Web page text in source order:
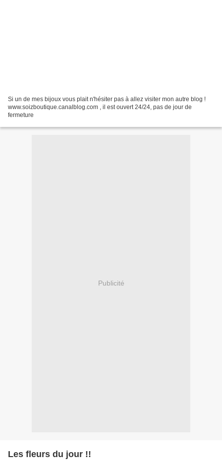
Si un de mes bijoux vous plait n'hésiter pas à allez visiter mon autre blog !
www.soizboutique.canalblog.com , il est ouvert 24/24, pas de jour de
fermeture
Publicité
Les fleurs du jour !!